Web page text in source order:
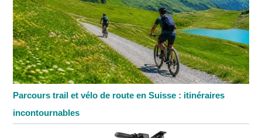
Parcours trail et vélo de route en Suisse : itinéraires
incontournables